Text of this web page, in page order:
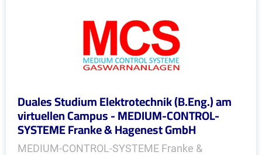
Duales Studium Elektrotechnik (B.Eng.) am
virtuellen Campus - MEDIUM-CONTROL-
SYSTEME Franke & Hagenest GmbH
MEDIUM-CONTROL-SYSTEME Franke &